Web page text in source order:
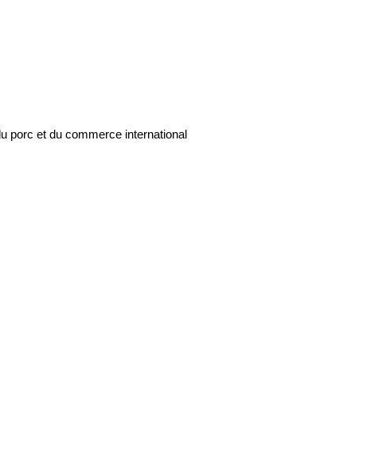
porc et du commerce international